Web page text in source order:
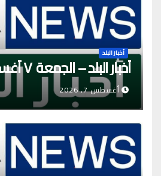
أخبار البلد
أخبار البلد – الجمعة ٧ أغسطس ٢٠٢٦م
أغسطس 7, 2026